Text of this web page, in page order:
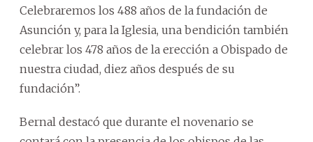
Celebraremos los 488 años de la fundación de
Asunción y, para la Iglesia, una bendición también
celebrar los 478 años de la erección a Obispado de
nuestra ciudad, diez años después de su
fundación”.
Bernal destacó que durante el novenario se